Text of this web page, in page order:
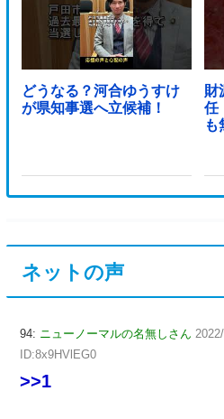
どうなる？河合ゆうすけ
が県知事選へ立候補！
財
任
も
ネットの声
94: ニューノーマルの名無しさん
ID:8x9HVlEG0
>>1